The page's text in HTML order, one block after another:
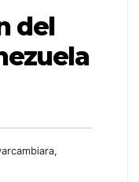
del
,